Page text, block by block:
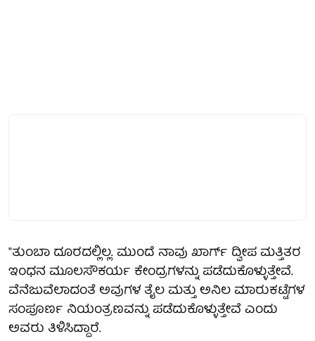
"ತುಂಬಾ ದೂರದಲ್ಲಿಲ್ಲ. ಮುಂದೆ ನಾವು ಖಾರ್ಗ್ ದ್ವೀಪ ಮತ್ತಿತರ
ಇಂಧನ ಮೂಲಸೌಕರ್ಯ ಕೇಂದ್ರಗಳನ್ನು ಪಡೆದುಕೊಳ್ಳುತ್ತೇವೆ.
ವೆನೆಜುವೆಲಾದಂತೆ ಅವುಗಳ ತೈಲ ಮತ್ತು ಅನಿಲ ಮಾರುಕಟ್ಟೆಗಳ
ಸಂಪೂರ್ಣ ನಿಯಂತ್ರಣವನ್ನು ಪಡೆದುಕೊಳ್ಳುತ್ತೇವೆ ಎಂದು
ಅವರು ತಿಳಿಸಿದ್ದಾರೆ.